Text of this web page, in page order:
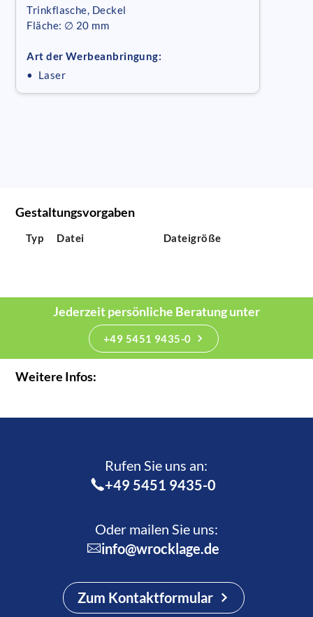
Trinkflasche, Deckel
Fläche: ∅ 20 mm
Art der Werbeanbringung:
• Laser
Gestaltungsvorgaben
Typ Datei Dateigröße
Jederzeit persönliche Beratung unter
+49 5451 9435-0
Weitere Infos:
Rufen Sie uns an:­
+49 5451 9435-0
Oder mailen Sie uns:
info@wrocklage.de
Zum Kontaktformular